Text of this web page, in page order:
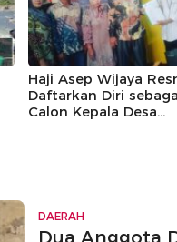
Haji Asep Wijaya
Daftarkan Diri
Calon Kepala Desa
DAERAH
Dua Anggota